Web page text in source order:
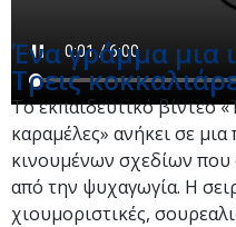
Ένα γράμμα μια
Τρεις
Το εκπαιδευτικό βίντεο
καραμέλες» ανήκει σε
κινουμένων σχεδίων
από την ψυχαγωγία. Η
χιουμοριστικές,